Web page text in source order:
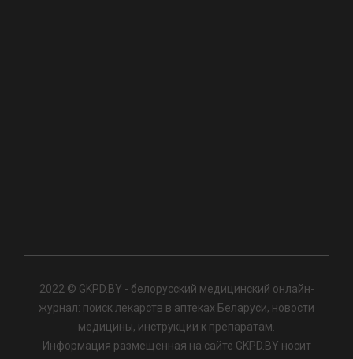
2022 © GKPD.BY - белорусский медицинский онлайн-
журнал: поиск лекарств в аптеках Беларуси, новости
медицины, инструкции к препаратам.
Информация размещенная на сайте GKPD.BY носит